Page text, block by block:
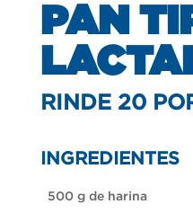
PAN
RINDE 20
INGREDIENTES
500 g de harina